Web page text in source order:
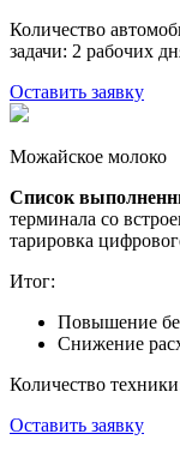
Количество
задачи: 2 рабочих
Оставить заявку
Можайское молоко
Список
терминала со
тарировка
Итог:
Повышение
Снижение
Количество
Оставить заявку